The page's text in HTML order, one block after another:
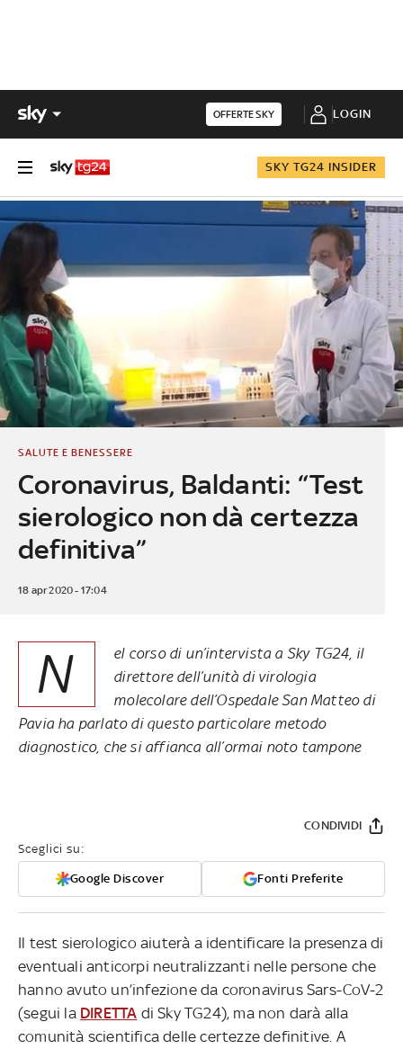
OFFERTE SKY LOGIN
SKY TG24 INSIDER
Coronavirus, Baldanti: “Test
sierologico non dà certezza
definitiva”
SALUTE E BENESSERE
18 apr 2020 - 17:04
N
el corso di un’intervista a Sky TG24, il
direttore dell’unità di virologia
molecolare dell’Ospedale San Matteo di
Pavia ha parlato di questo particolare metodo
diagnostico, che si affianca all’ormai noto tampone
Sceglici su:
Google Discover Fonti Preferite
CONDIVIDI
Il test sierologico aiuterà a identificare la presenza di
eventuali anticorpi neutralizzanti nelle persone che
hanno avuto un’infezione da coronavirus Sars-CoV-2
(segui la DIRETTA di Sky TG24), ma non darà alla
comunità scientifica delle certezze definitive. A